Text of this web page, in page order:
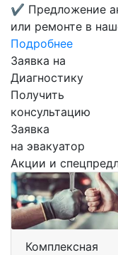
✔ Предложение
или ремонте в
Подробнее
Заявка на
Диагностику
Получить
консультацию
Заявка
на эвакуатор
Акции и
Комплексная